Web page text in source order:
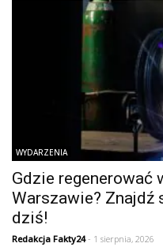
WYDARZENIA
Gdzie regenerować
Warszawie? Znajdź
dziś!
Redakcja Fakty24- 1 sierpnia, 2026